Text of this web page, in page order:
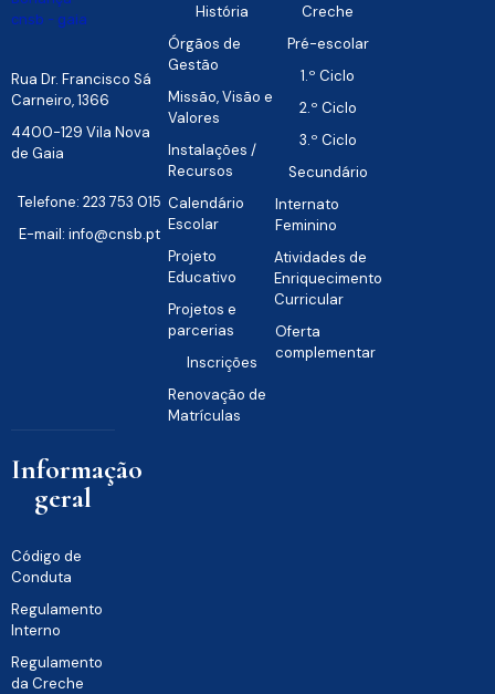
Rua Dr. Francisco Sá
Carneiro, 1366
4400-129 Vila Nova
de Gaia
Telefone: 223 753 015
E-mail: info@cnsb.pt
História
Órgãos de
Gestão
Missão, Visão e
Valores
Instalações /
Recursos
Calendário
Escolar
Projeto
Educativo
Projetos e
parcerias
Inscrições
Renovação de
Matrículas
Creche
Pré-escolar
1.º Ciclo
2.º Ciclo
3.º Ciclo
Secundário
Internato
Feminino
Atividades de
Enriquecimento
Curricular
Oferta
complementar
Informação
geral
Código de
Conduta
Regulamento
Interno
Regulamento
da Creche